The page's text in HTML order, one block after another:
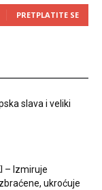
PRETPLATITE SE
slava i veliki
– Izmiruje
ukroćuje